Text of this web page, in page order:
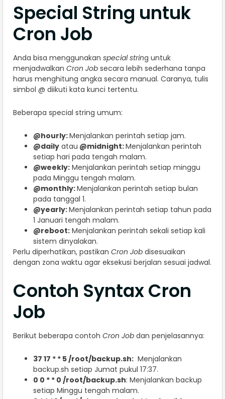
Special String untuk
Cron Job
Anda bisa menggunakan special string untuk
menjadwalkan Cron Job secara lebih sederhana tanpa
harus menghitung angka secara manual. Caranya, tulis
simbol @ diikuti kata kunci tertentu.
Beberapa special string umum:
@hourly:Menjalankan perintah setiap jam.
@daily atau @midnight:Menjalankan perintah
setiap hari pada tengah malam.
@weekly: Menjalankan perintah setiap minggu
pada Minggu tengah malam.
@monthly:Menjalankan perintah setiap bulan
pada tanggal 1.
@yearly:Menjalankan perintah setiap tahun pada
1 Januari tengah malam.
@reboot: Menjalankan perintah sekali setiap kali
sistem dinyalakan.
Perlu diperhatikan, pastikan Cron Job disesuaikan
dengan zona waktu agar eksekusi berjalan sesuai jadwal.
Contoh Syntax Cron
Job
Berikut beberapa contoh Cron Job dan penjelasannya:
37 17 * * 5 /root/backup.sh: Menjalankan
backup.sh setiap Jumat pukul 17:37.
0 0 * * 0 /root/backup.sh: Menjalankan backup
setiap Minggu tengah malam.